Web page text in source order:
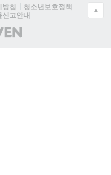
방침
청소년보호정책
신고안내
(주)
▲